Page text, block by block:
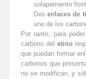
solapamiento
Dosenlaces de
uno de los
Por tanto, para
carbono del etino
que puedan formar
carbonos que
no se modifican, y